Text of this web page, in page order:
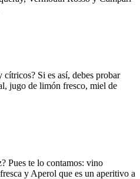
cítricos? Si es así, debes probar
jugo de limón fresco, miel de
Pues te lo contamos: vino
y Aperol que es un aperitivo a